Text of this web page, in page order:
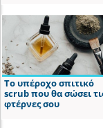
Το υπέροχο σπιτικό
scrub που θα σώσει
φτέρνες σου